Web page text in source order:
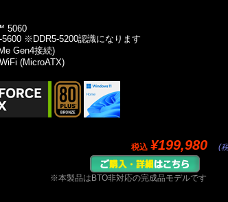
5060
※DDR5-5200認識になります
Gen4接続)
(MicroATX)
税込 ¥199,980 (
※本製品はBTO非対応の完成品モデルです